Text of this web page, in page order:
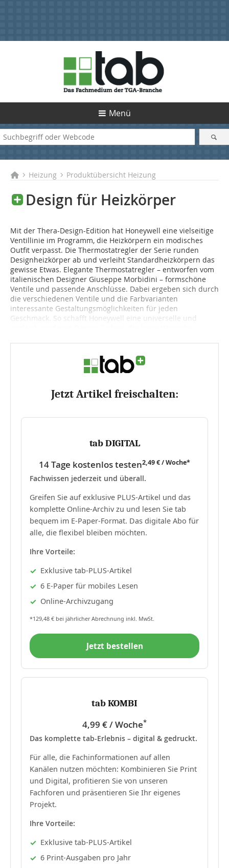
Menü
Heizung Produktübersicht Heizung
Design für Heizkörper
Mit der Thera-Design-Edition hat Honeywell eine vielseitige
Ventillinie im Programm, die Heizkörpern ein modisches
Outfit verpasst. Die Thermostatregler der Serie runden
Designheizkörper ab und verleiht Standardheizkörpern das
gewisse Etwas. Elegante Ther­mos­tatregler – entworfen vom
italienischen Designer Giu­sep­pe Morbidini – formschöne
Ventile und passende Anschlüsse. Dabei ergeben sich durch
die verschiedenen Ventile und die Farbvarianten
interessante Gestaltungsmöglichkeiten für jeden
Geschmack. So schafft Honeywell eine universelle und
Jetzt Artikel freischalten:
tab DIGITAL
14 Tage kostenlos testen2,49 € / Woche*
Fachwissen jederzeit und überall.
Greifen Sie auf exklusive PLUS-Artikel und das
komplette Online-Archiv zu und lesen Sie tab
bequem im E-Paper-Format. Das digitale Abo für
alle, die flexibel bleiben möchten.
Ihre Vorteile:
Exklusive tab-PLUS-Artikel
6 E-Paper für mobiles Lesen
Online-Archivzugang
*129,48 € bei jährlicher Abrechnung inkl. MwSt.
Jetzt bestellen
tab KOMBI
4,99 € / Woche*
Das komplette tab-Erlebnis – digital & gedruckt.
Für alle, die Fachinformationen auf allen
Kanälen nutzen möchten: Kombinieren Sie Print
und Digital, profitieren Sie von unseren
Fachforen und präsentieren Sie Ihr eigenes
Projekt.
Ihre Vorteile:
Exklusive tab-PLUS-Artikel
6 Print-Ausgaben pro Jahr